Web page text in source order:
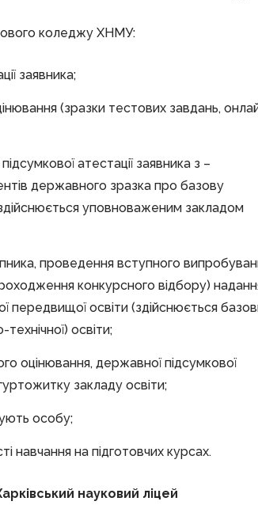
коледжу ХНМУ:
заявника;
(зразки тестових завдань,
атестації заявника з –
державного зразка про базову
уповноваженим закладом
проведення вступного
конкурсного відбору)
передвищої освіти (здійснюється
освіти;
оцінювання, державної підсумкової
закладу освіти;
особу;
навчання на підготовчих курсах.
науковий ліцей